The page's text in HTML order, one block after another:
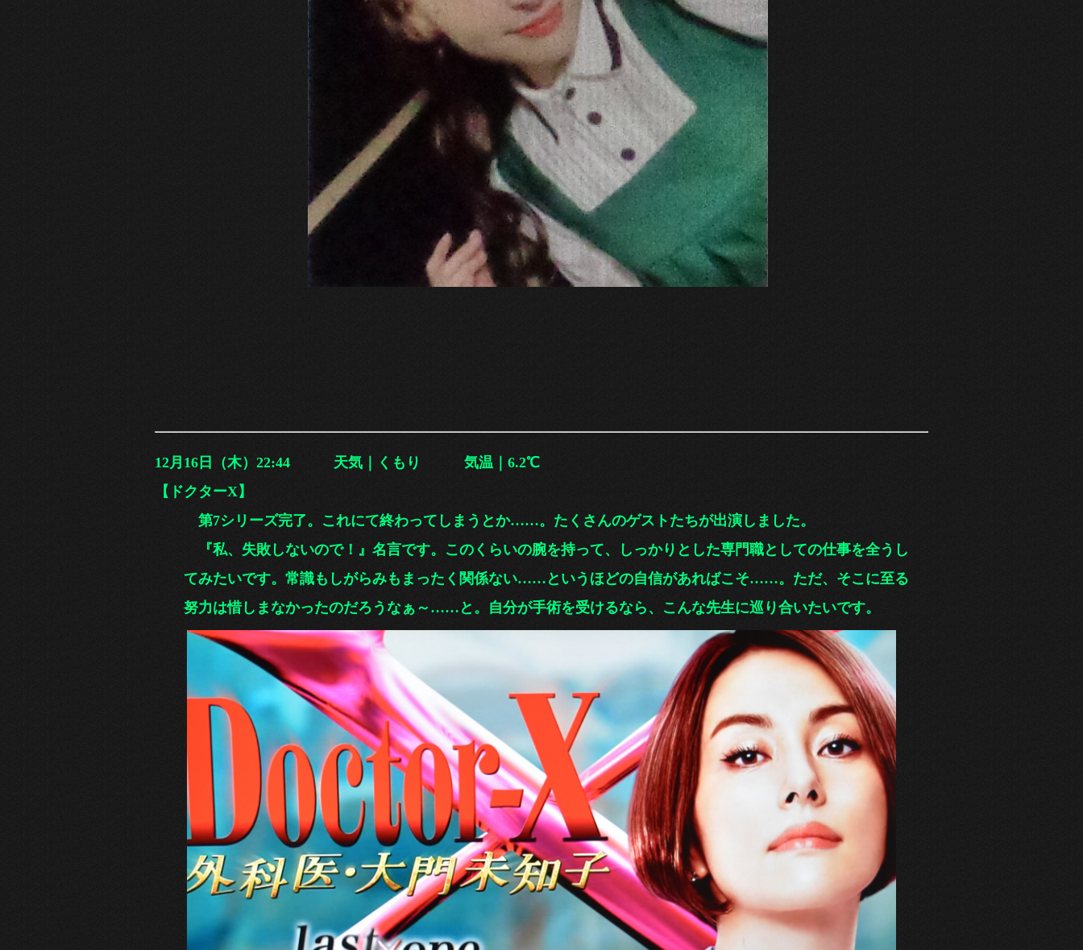
12月16 日（木）22:44 天気｜くもり 気温｜6.2℃
【ドクターX】
第7シリーズ完了。これにて終わってしまうとか……。たくさんのゲストたちが出演しました。
『私、失敗しないので！』名言です。このくらいの腕を持って、しっかりとした専門職としての仕事を全うし
てみたいです。常識もしがらみもまったく関係ない……というほどの自信があればこそ……。ただ、そこに至る
努力は惜しまなかったのだろうなぁ～……と。自分が手術を受けるなら、こんな先生に巡り合いたいです。